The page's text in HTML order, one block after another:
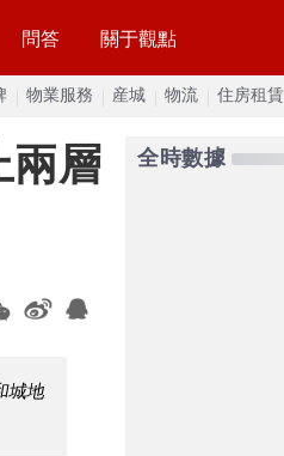
問答 關于觀點
物業服務 産城 物流 住房租賃
兩層
城地
全時數據